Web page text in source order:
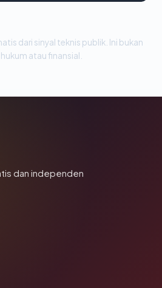
dari sinyal teknis publik. Ini bukan
atau finansial.
dan independen